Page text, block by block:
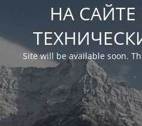
НА САЙТЕ
Site will be available soon.